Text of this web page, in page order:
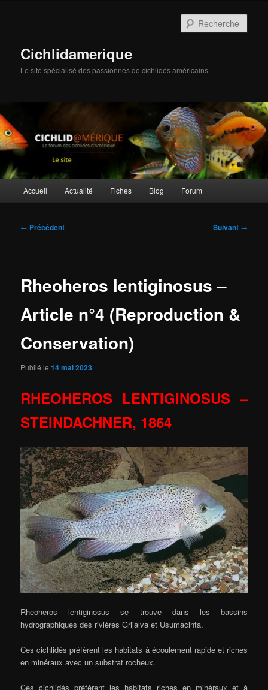
Cichlidamerique
Le site spécialisé des passionnés de cichlidés américains.
Accueil Actualité Fiches Blog Forum
Navigation
← Précédent Suivant →
Rheoheros lentiginosus –
Article n°4 (Reproduction &
Conservation)
Publié le14 mai 2023
RHEOHEROS LENTIGINOSUS –
STEINDACHNER, 1864
Rheoheros lentiginosus se trouve dans les bassins
hydrographiques des rivières Grijalva et Usumacinta.
Ces cichlidés préfèrent les habitats à écoulement rapide et riches
en minéraux avec un substrat rocheux.
Ces cichlidés préfèrent les habitats riches en minéraux et à